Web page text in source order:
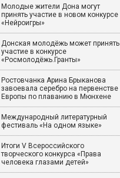
Молодые жители Дона могут
принять участие в новом конкурсе
«Нейроигры»
Донская молодёжь может принять
участие в конкурсе
«Росмолодёжь.Гранты»
Ростовчанка Арина Брыканова
завоевала серебро на первенстве
Европы по плаванию в Мюнхене
Международный литературный
фестиваль «На одном языке»
Итоги V Всероссийского
творческого конкурса «Права
человека глазами детей»